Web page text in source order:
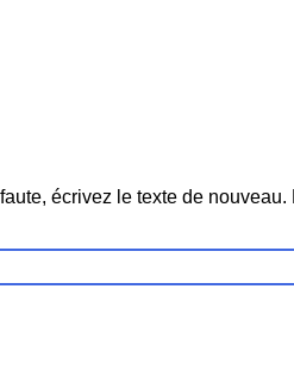
écrivez le texte de nouveau.